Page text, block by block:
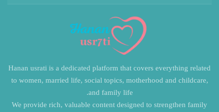
Hanan usrati is a dedicated platform that covers everything related
to women, married life, social topics, motherhood and childcare,
and family life.
We provide rich, valuable content designed to strengthen family